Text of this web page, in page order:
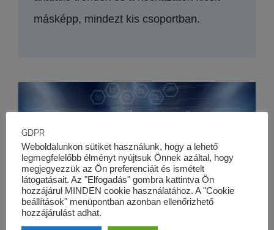
másképp, mindezt kis csoportban.
GDPR
Weboldalunkon sütiket használunk, hogy a lehető
legmegfelelőbb élményt nyújtsuk Önnek azáltal, hogy
megjegyezzük az Ön preferenciáit és ismételt
látogatásait. Az "Elfogadás" gombra kattintva Ön
hozzájárul MINDEN cookie használatához. A "Cookie
beállítások" menüpontban azonban ellenőrizhető
hozzájárulást adhat.